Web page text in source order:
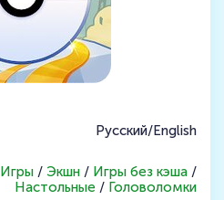
Русский/English
Игры / Экшн / Игры без кэша /
Настольные / Головоломки